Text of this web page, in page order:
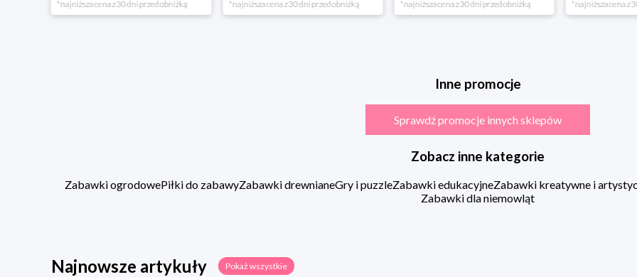
*najniższa cena z 30 dni przed obniżką *najniższa cena z 30 dni przed obniżką *najniższa cena z 30 dni przed obniżką *najniższa cena z
Inne promocje
Sprawdź promocje innych sklepów
Zobacz inne kategorie
Zabawki ogrodowePiłki do zabawyZabawki drewnianeGry i puzzleZabawki edukacyjneZabawki kreatywne i
Zabawki dla niemowląt
Najnowsze artykuły Pokaż wszystkie